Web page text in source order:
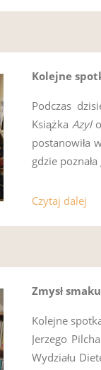
Kolejne
Podczas
Książka Azyl
postanowiła
gdzie
Czytaj dalej
Zmysł
Kolejne
Jerzego
Wydziału